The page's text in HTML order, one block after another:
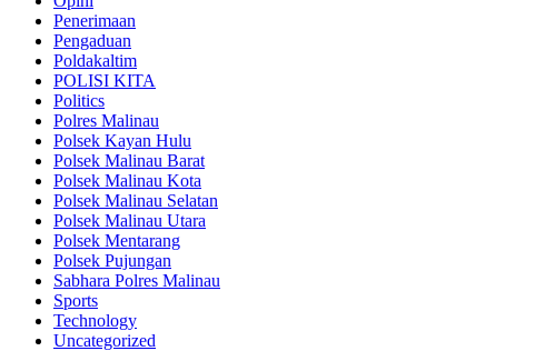
Penerimaan
Pengaduan
Poldakaltim
POLISI KITA
Politics
Polres Malinau
Polsek Kayan Hulu
Polsek Malinau Barat
Polsek Malinau Kota
Polsek Malinau Selatan
Polsek Malinau Utara
Polsek Mentarang
Polsek Pujungan
Sabhara Polres Malinau
Sports
Technology
Uncategorized